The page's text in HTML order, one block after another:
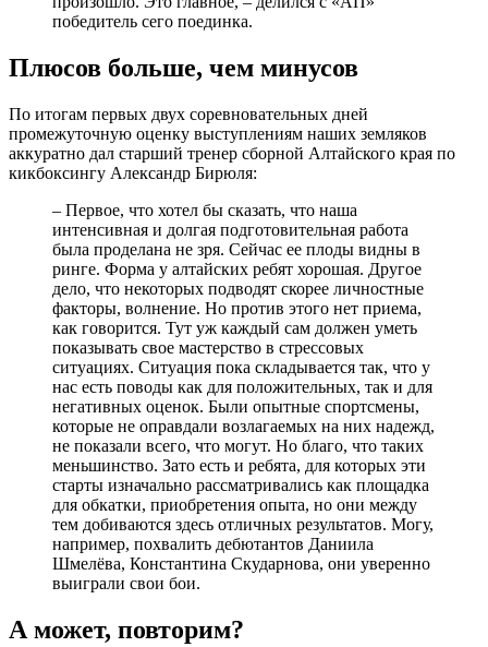
победитель сего поединка.
Плюсов больше, чем минусов
По итогам первых двух соревновательных дней
промежуточную оценку выступлениям наших земляков
аккуратно дал старший тренер сборной Алтайского края по
кикбоксингу Александр Бирюля:
– Первое, что хотел бы сказать, что наша
интенсивная и долгая подготовительная работа
была проделана не зря. Сейчас ее плоды видны в
ринге. Форма у алтайских ребят хорошая. Другое
дело, что некоторых подводят скорее личностные
факторы, волнение. Но против этого нет приема,
как говорится. Тут уж каждый сам должен уметь
показывать свое мастерство в стрессовых
ситуациях. Ситуация пока складывается так, что у
нас есть поводы как для положительных, так и для
негативных оценок. Были опытные спортсмены,
которые не оправдали возлагаемых на них надежд,
не показали всего, что могут. Но благо, что таких
меньшинство. Зато есть и ребята, для которых эти
старты изначально рассматривались как площадка
для обкатки, приобретения опыта, но они между
тем добиваются здесь отличных результатов. Могу,
например, похвалить дебютантов Даниила
Шмелёва, Константина Скударнова, они уверенно
выиграли свои бои.
А может, повторим?